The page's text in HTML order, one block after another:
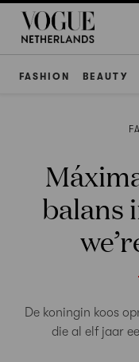
FASHION BEAUTY
balans
De koningin koos
die al elf jaar